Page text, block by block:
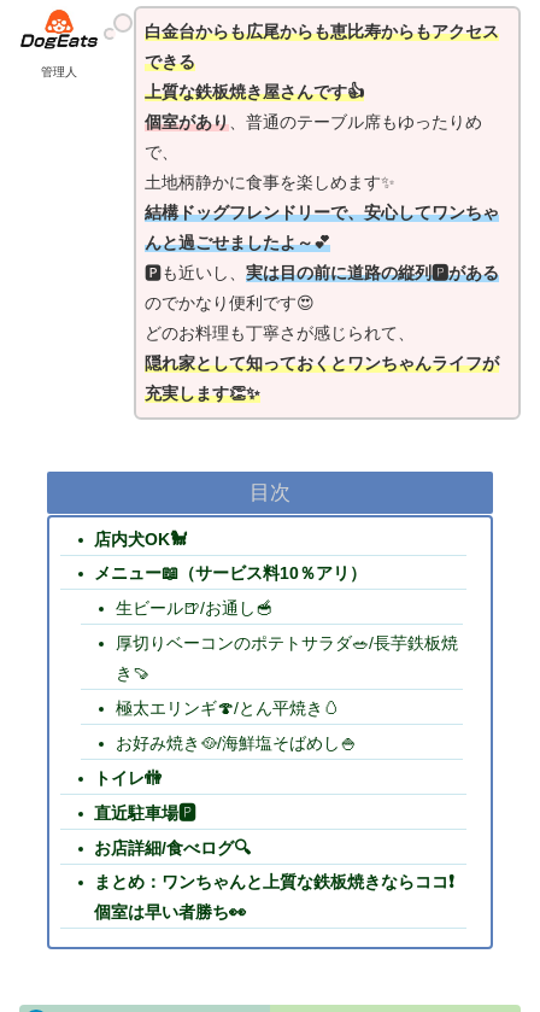
管理人
白金台からも広尾からも恵比寿からもアクセス
できる
上質な鉄板焼き屋さんです👍
個室があり、普通のテーブル席もゆったりめ
で、
土地柄静かに食事を楽しめます✨
結構ドッグフレンドリーで、安心してワンちゃ
んと過ごせましたよ～💕
🅿も近いし、 実は目の前に道路の縦列🅿がある
のでかなり便利です😍
どのお料理も丁寧さが感じられて、
隠れ家として知っておくとワンちゃんライフが
充実します👏✨
目次
店内犬OK🐩
メニュー📖（サービス料10％アリ）
生ビール🍺/お通し🥣
厚切りベーコンのポテトサラダ🥗/長芋鉄板焼
き🍠
極太エリンギ🍄/とん平焼き🥚
お好み焼き🥘/海鮮塩そばめし🍚
トイレ🚻
直近駐車場🅿
お店詳細/食べログ🔍
まとめ：ワンちゃんと上質な鉄板焼きならココ❗
個室は早い者勝ち👀